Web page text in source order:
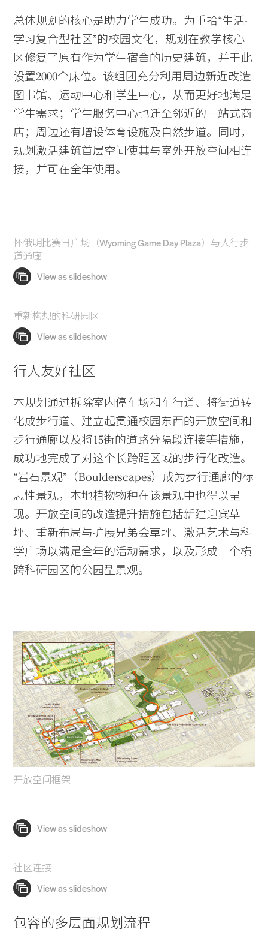
总体规划的核心是助力学生成功。为重拾“生活-
学习复合型社区”的校园文化，规划在教学核心
区修复了原有作为学生宿舍的历史建筑，并于此
设置2000个床位。该组团充分利用周边新近改造
图书馆、运动中心和学生中心，从而更好地满足
学生需求；学生服务中心也迁至邻近的一站式商
店；周边还有增设体育设施及自然步道。同时，
规划激活建筑首层空间使其与室外开放空间相连
接，并可在全年使用。
怀俄明比赛日广场（Wyoming Game Day Plaza）与人行步
道通廊
重新构想的科研园区
行人友好社区
本规划通过拆除室内停车场和车行道、将街道转
化成步行道、建立起贯通校园东西的开放空间和
步行通廊以及将15街的道路分隔段连接等措施，
成功地完成了对这个长跨距区域的步行化改造。
“岩石景观”（Boulderscapes）成为步行通廊的标
志性景观，本地植物物种在该景观中也得以呈
现。开放空间的改造提升措施包括新建迎宾草
坪、重新布局与扩展兄弟会草坪、激活艺术与科
学广场以满足全年的活动需求，以及形成一个横
跨科研园区的公园型景观。
开放空间框架
社区连接
包容的多层面规划流程
Practice
Projects
People
Voices
Search Sasaki